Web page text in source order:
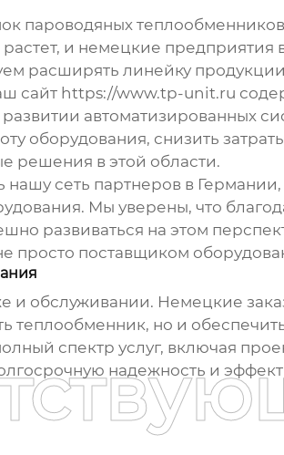
пароводяных
и немецкие
расширять линейку
сайт https://www.tp-unit.ru
автоматизированных
оборудования, снизить
решения в этой области.
сеть партнеров в
Мы уверены, что
развиваться на этом
просто поставщиком
и обслуживании. Немецкие
теплообменник, но и
спектр услуг, включая
надежность и